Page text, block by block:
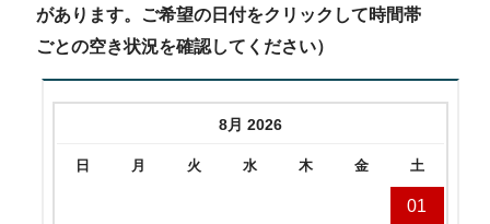
があります。ご希望の日付をクリックして時間帯
ごとの空き状況を確認してください）
8月 2026
日 月 火 水 木 金 土
01